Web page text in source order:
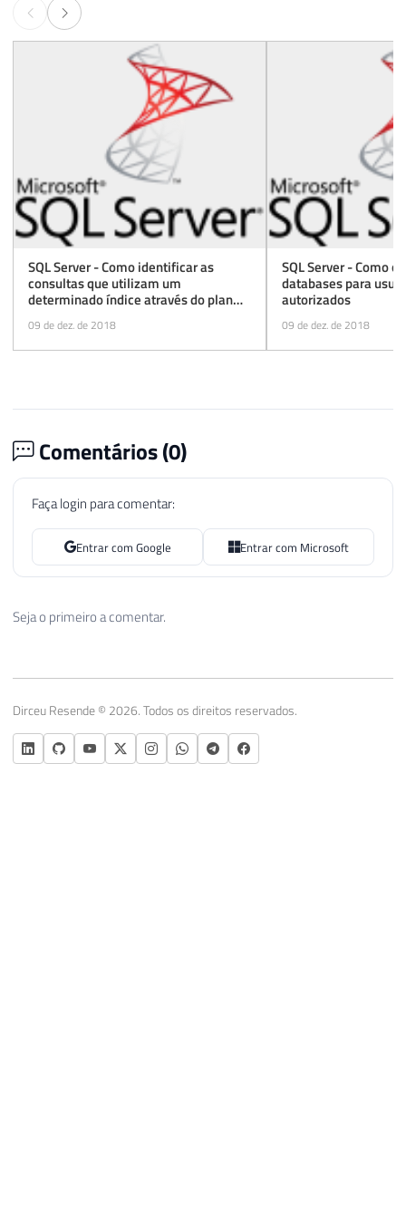
SQL Server - Como identificar as
consultas que utilizam um
determinado índice através do plan
cache
09 de dez. de 2018
SQL Server - Como
databases para
autorizados
09 de dez. de 2018
Comentários (0)
Faça login para comentar:
Entrar com Google Entrar com Microsoft
Seja o primeiro a comentar.
Dirceu Resende © 2026. Todos os direitos reservados.